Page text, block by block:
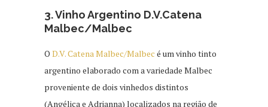
3. Vinho Argentino D.V.Catena
Malbec/Malbec
O D.V. Catena Malbec/Malbec é um vinho tinto
argentino elaborado com a variedade Malbec
proveniente de dois vinhedos distintos
(Angélica e Adrianna) localizados na região de